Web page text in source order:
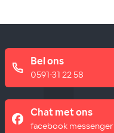
Bel ons
0591-31 22 58
Chat met ons
facebook messenger